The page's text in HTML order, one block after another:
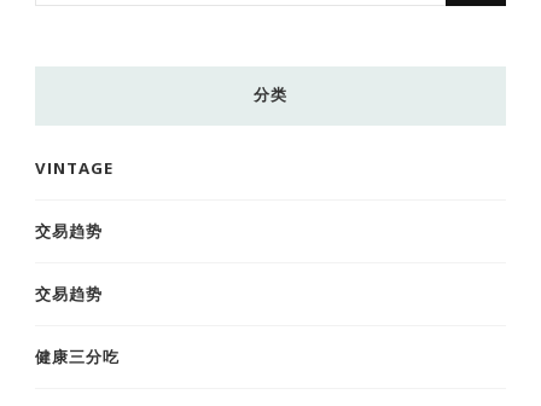
东
分类
VINTAGE
交易趋势
交易趋势
健康三分吃